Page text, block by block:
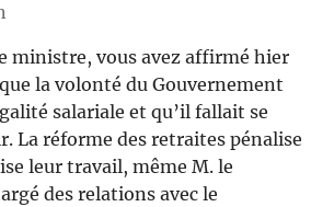
ministre, vous avez affirmé hier
la volonté du Gouvernement
salariale et qu’il fallait se
La réforme des retraites pénalise
leur travail, même M. le
des relations avec le